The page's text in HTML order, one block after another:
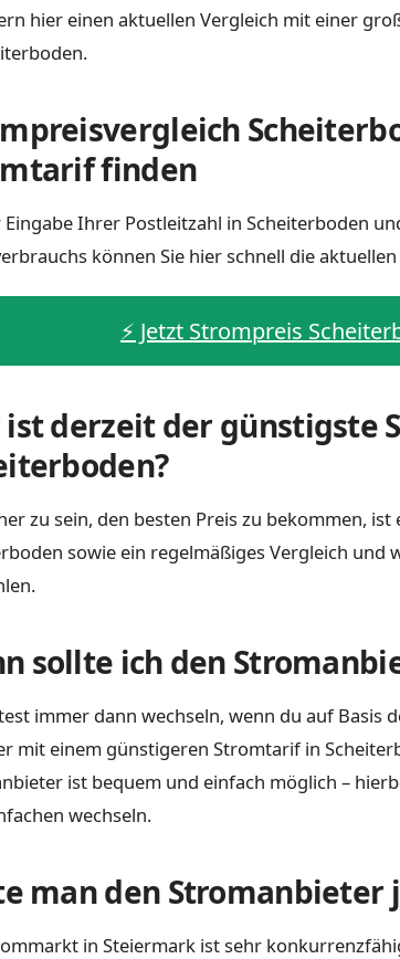
hier einen aktuellen Vergleich mit einer
finden
Ihrer Postleitzahl in Scheiterboden
können Sie hier schnell die
⚡️ Jetzt Strompreis
ist derzeit der günstigste
zu sein, den besten Preis zu bekommen,
sowie ein regelmäßiges Vergleich
sollte ich den
immer dann wechseln, wenn du auf Basis
mit einem günstigeren Stromtarif in
ist bequem und einfach möglich –
wechseln.
man den Stromanbieter
in Steiermark ist sehr